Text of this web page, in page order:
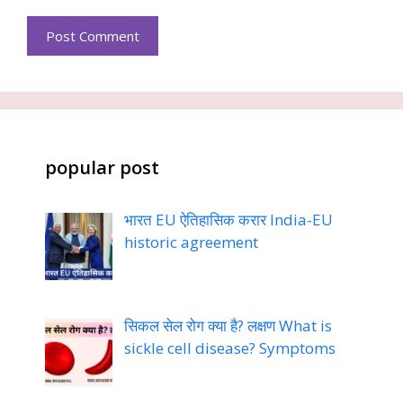
popular post
भारत EU ऐतिहासिक करार India-EU
historic agreement
सिकल सेल रोग क्या है? लक्षण What is
sickle cell disease? Symptoms